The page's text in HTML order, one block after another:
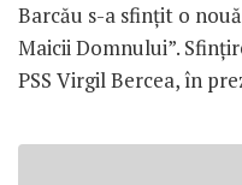
Barcău s-a sfinţit o
Maicii Domnului”.
PSS Virgil Bercea, în